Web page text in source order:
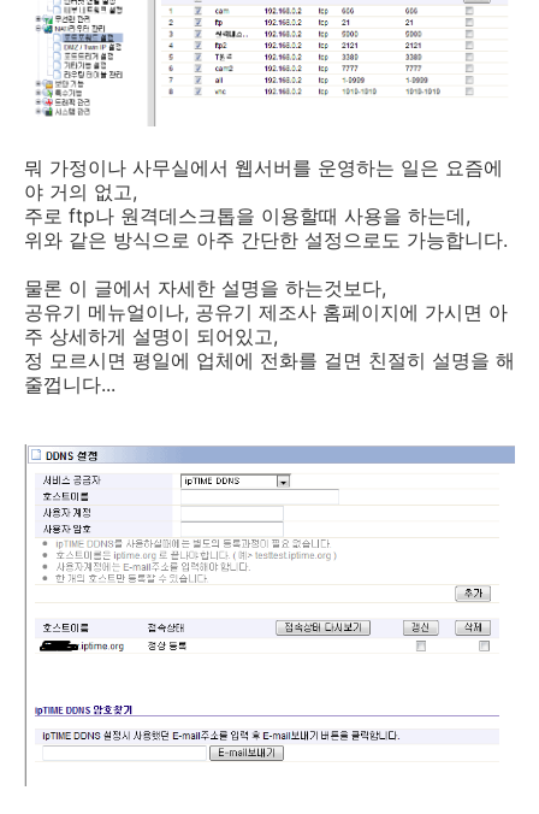
뭐 가정이나 사무실에서 웹서버를 운영하는 일은 요즘에
야 거의 없고,
주로 ftp나 원격데스크톱을 이용할때 사용을 하는데,
위와 같은 방식으로 아주 간단한 설정으로도 가능합니다.
물론 이 글에서 자세한 설명을 하는것보다,
공유기 메뉴얼이나, 공유기 제조사 홈페이지에 가시면 아
주 상세하게 설명이 되어있고,
정 모르시면 평일에 업체에 전화를 걸면 친절히 설명을 해
줄껍니다...